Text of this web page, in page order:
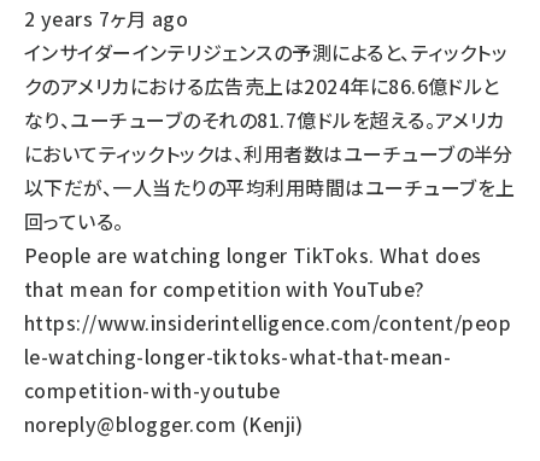
2 years 7ヶ月 ago
インサイダーインテリジェンスの予測によると、ティックトッ
クのアメリカにおける広告売上は2024年に86.6億ドルと
なり、ユーチューブのそれの81.7億ドルを超える。アメリカ
においてティックトックは、利用者数はユーチューブの半分
以下だが、一人当たりの平均利用時間はユーチューブを上
回っている。
People are watching longer TikToks. What does
that mean for competition with YouTube?
https://www.insiderintelligence.com/content/peop
le-watching-longer-tiktoks-what-that-mean-
competition-with-youtube
noreply@blogger.com (Kenji)